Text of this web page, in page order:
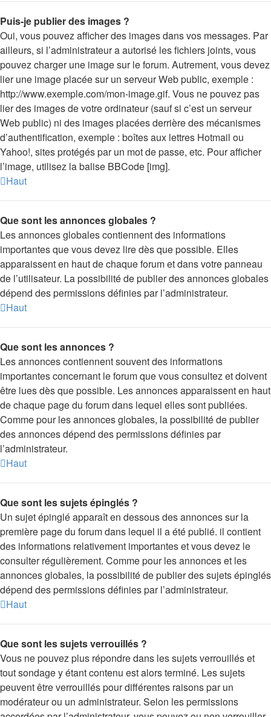
Puis-je publier des images ?
Oui, vous pouvez afficher des images dans vos messages. Par
ailleurs, si l’administrateur a autorisé les fichiers joints, vous
pouvez charger une image sur le forum. Autrement, vous devez
lier une image placée sur un serveur Web public, exemple :
http://www.exemple.com/mon-image.gif. Vous ne pouvez pas
lier des images de votre ordinateur (sauf si c’est un serveur
Web public) ni des images placées derrière des mécanismes
d’authentification, exemple : boîtes aux lettres Hotmail ou
Yahoo!, sites protégés par un mot de passe, etc. Pour afficher
l’image, utilisez la balise BBCode [img].
Haut
Que sont les annonces globales ?
Les annonces globales contiennent des informations
importantes que vous devez lire dès que possible. Elles
apparaissent en haut de chaque forum et dans votre panneau
de l’utilisateur. La possibilité de publier des annonces globales
dépend des permissions définies par l’administrateur.
Haut
Que sont les annonces ?
Les annonces contiennent souvent des informations
importantes concernant le forum que vous consultez et doivent
être lues dès que possible. Les annonces apparaissent en haut
de chaque page du forum dans lequel elles sont publiées.
Comme pour les annonces globales, la possibilité de publier
des annonces dépend des permissions définies par
l’administrateur.
Haut
Que sont les sujets épinglés ?
Un sujet épinglé apparaît en dessous des annonces sur la
première page du forum dans lequel il a été publié. il contient
des informations relativement importantes et vous devez le
consulter régulièrement. Comme pour les annonces et les
annonces globales, la possibilité de publier des sujets épinglés
dépend des permissions définies par l’administrateur.
Haut
Que sont les sujets verrouillés ?
Vous ne pouvez plus répondre dans les sujets verrouillés et
tout sondage y étant contenu est alors terminé. Les sujets
peuvent être verrouillés pour différentes raisons par un
modérateur ou un administrateur. Selon les permissions